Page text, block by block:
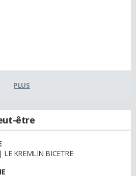
PLUS
être
KREMLIN BICETRE